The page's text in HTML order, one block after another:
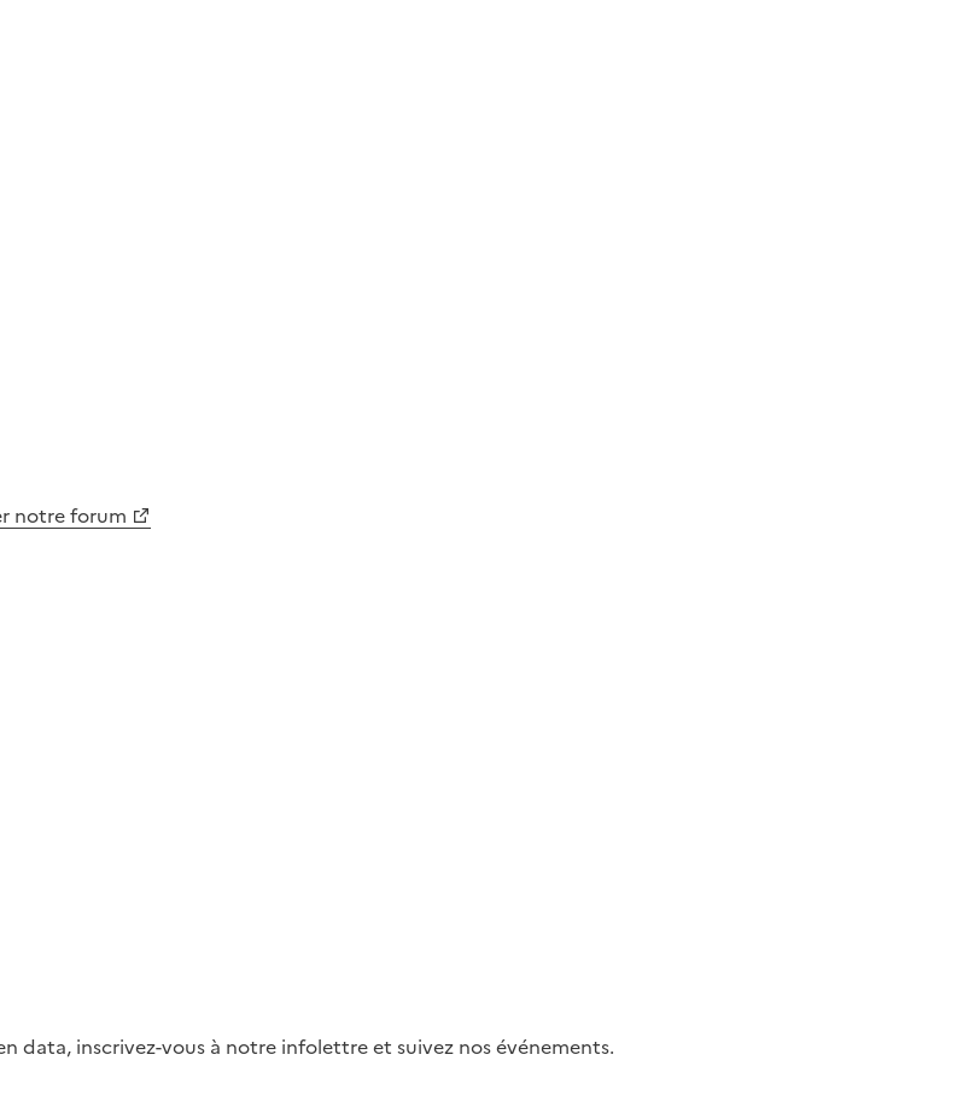
notre forum
data, inscrivez-vous à notre infolettre et suivez nos événements.